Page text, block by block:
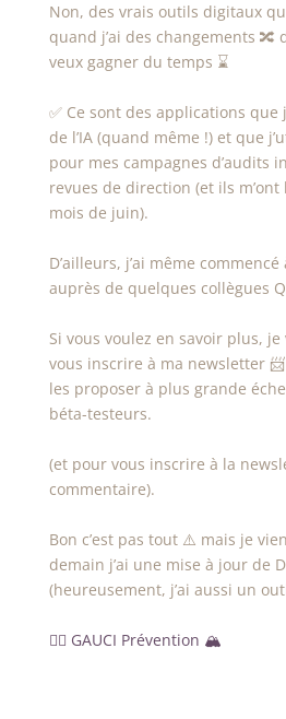
Non, des vrais outils digitaux
quand j’ai des changements 🔀
veux gagner du temps ⌛
✅ Ce sont des applications que
de l’IA (quand même !) et que
pour mes campagnes d’audits
revues de direction (et ils
mois de juin).
D’ailleurs, j’ai même
auprès de quelques collègues
Si vous voulez en savoir plus,
vous inscrire à ma newsletter
les proposer à plus grande
béta-testeurs.
(et pour vous inscrire à la
commentaire).
Bon c’est pas tout ⚠️ mais je
demain j’ai une mise à jour de
(heureusement, j’ai aussi un
👷‍♀️ GAUCI Prévention 🏔️